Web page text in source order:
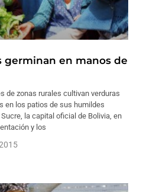
germinan en manos de
de zonas rurales cultivan verduras
en los patios de sus humildes
la capital oficial de Bolivia, en
y los